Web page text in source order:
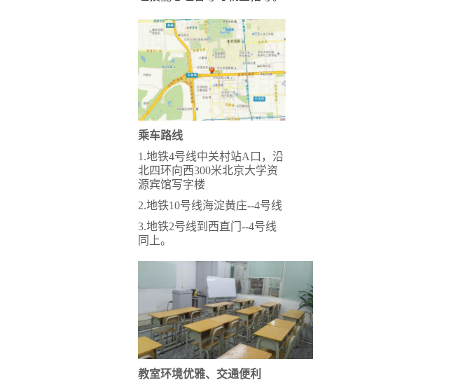
乘车路线
1.地铁4号线中关村站A口，沿
北四环向西300米北京大学资
源宾馆写字楼
2.地铁10号线海淀黄庄--4号线
3.地铁2号线到西直门--4号线
同上。
教室环境优雅、交通便利